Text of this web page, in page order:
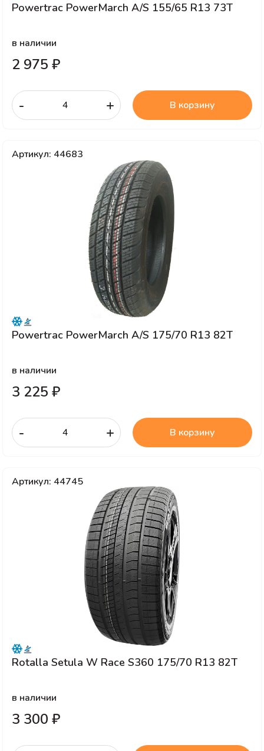
Powertrac PowerMarch A/S 155/65 R13 73T
в наличии
2 975 ₽
- + В корзину
Артикул: 44683
Powertrac PowerMarch A/S 175/70 R13 82T
в наличии
3 225 ₽
- + В корзину
Артикул: 44745
Rotalla Setula W Race S360 175/70 R13 82T
в наличии
3 300 ₽